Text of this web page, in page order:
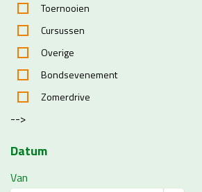
Toernooien
Cursussen
Overige
Bondsevenement
Zomerdrive
-->
Datum
Van